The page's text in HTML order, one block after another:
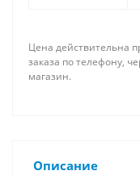
Цена действительна
заказа по телефону,
магазин.
Описание